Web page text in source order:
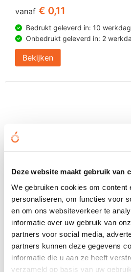
Deze website maakt gebruik van
We gebruiken cookies om content
personaliseren, om functies voor
en om ons websiteverkeer te
informatie over uw gebruik van
partners voor social media,
partners kunnen deze gegevens
informatie die u aan ze heeft
verzameld op basis van uw
vanaf € 0,11
Bedrukt geleverd in: 10
Onbedrukt geleverd in: 2
Bekijken